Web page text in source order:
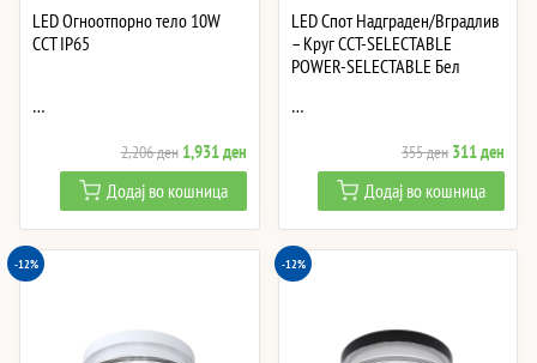
LED Огноотпорно тело 10W
CCT IP65
…
2,206ден Original
price
was:
2,206 ден.
1,931денCurrent
price
1,931 ден.
Додај во кошница
LED Спот Надграден/Вградлив
– Круг CCT-SELECTABLE
POWER-SELECTABLE Бел
…
355ден Original
price
was:
355 ден.
311ден
price
311
Додај во кошница
-12% -12%